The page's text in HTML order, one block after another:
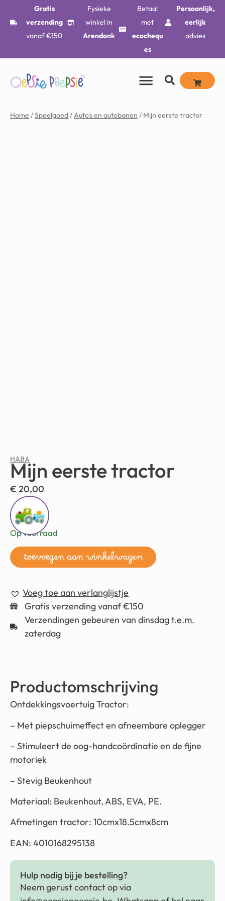
Gratis
verzending
vanaf €150
Fysieke
winkel in
Arendonk
Betaal
met
ecochequ
es
Persoonlijk,
eerlijk
advies
Home /Speelgoed/Auto's en autobanen / Mijn eerste tractor
HABA
Mijn eerste tractor
€ 20,00
Op voorraad
toevoegen aan winkelwagen
Voeg toe aan verlanglijstje
Gratis verzending vanaf €150
Verzendingen gebeuren van dinsdag t.e.m.
zaterdag
Productomschrijving
Ontdekkingsvoertuig Tractor:
– Met piepschuimeffect en afneembare oplegger
– Stimuleert de oog-handcoördinatie en de fijne
motoriek
– Stevig Beukenhout
Materiaal: Beukenhout, ABS, EVA, PE.
Afmetingen tractor: 10cmx18.5cmx8cm
EAN: 4010168295138
Hulp nodig bij je bestelling?
Neem gerust contact op via